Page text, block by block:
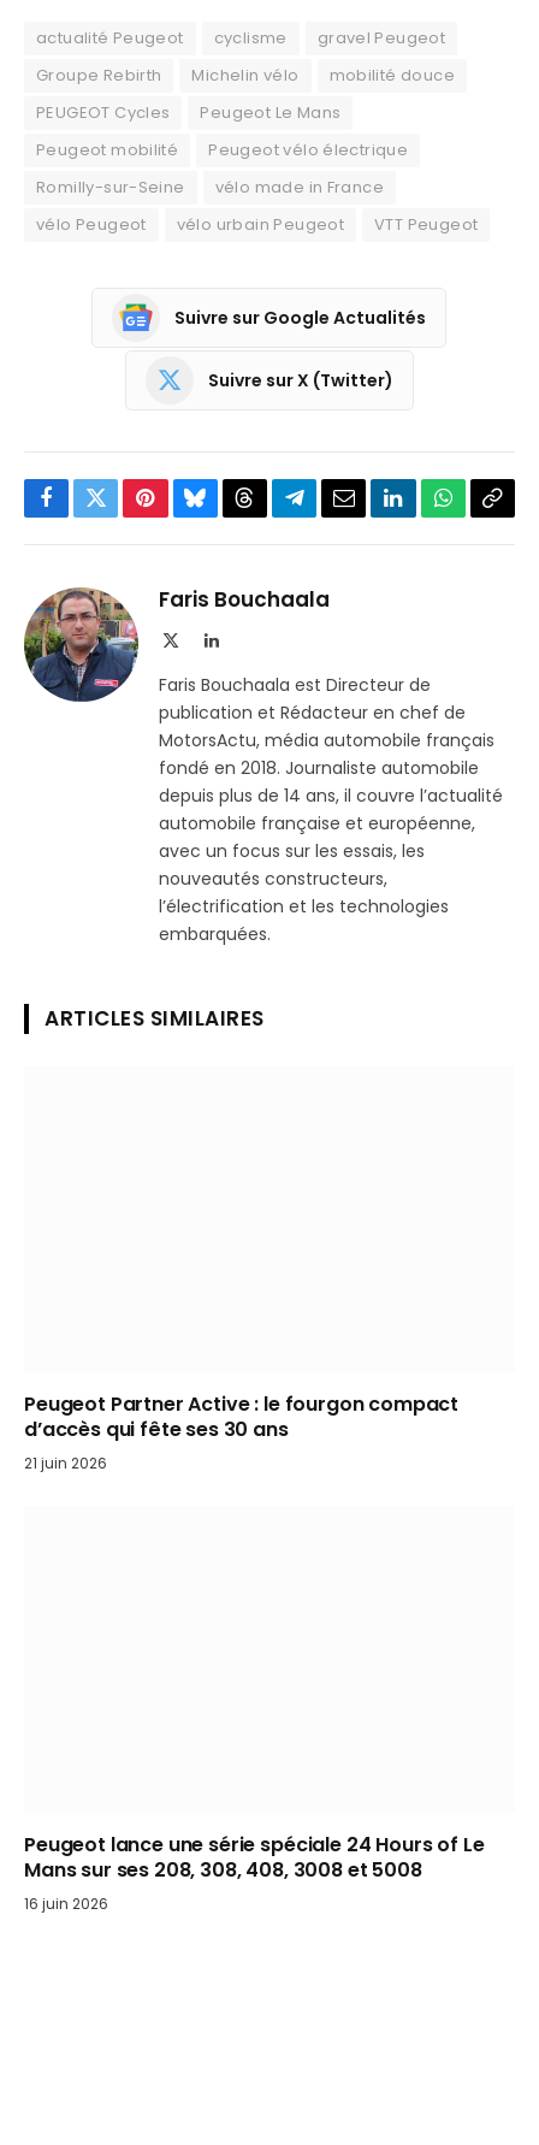
actualité Peugeot cyclisme
gravel Peugeot
Groupe Rebirth
Michelin vélo
mobilité douce
PEUGEOT Cycles
Peugeot Le Mans
Peugeot mobilité
Peugeot vélo électrique
Romilly-sur-Seine
vélo made in France
vélo Peugeot
vélo urbain Peugeot VTT Peugeot
Suivre sur Google Actualités
Suivre sur X (Twitter)
Facebook
TwitterPinterestBlueskyThreadsPartager
Telegram
EmailLinkedInWhatsApp
Faris Bouchaala
LinkedIn
Faris Bouchaala est Directeur de
publication et Rédacteur en chef de
MotorsActu, média automobile français
fondé en 2018. Journaliste automobile
depuis plus de 14 ans, il couvre l’actualité
automobile française et européenne,
avec un focus sur les essais, les
nouveautés constructeurs,
l’électrification et les technologies
embarquées.
ARTICLES SIMILAIRES
Peugeot Partner Active : le fourgon compact
d’accès qui fête ses 30 ans
21 juin 2026
Peugeot lance une série spéciale 24 Hours of Le
Mans sur ses 208, 308, 408, 3008 et 5008
16 juin 2026